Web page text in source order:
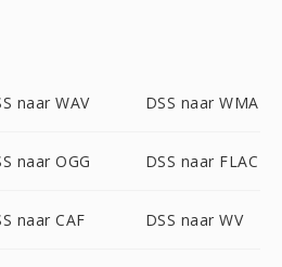
naar WAV DSS naar WMA
naar OGG DSS naar FLAC
naar CAF DSS naar WV